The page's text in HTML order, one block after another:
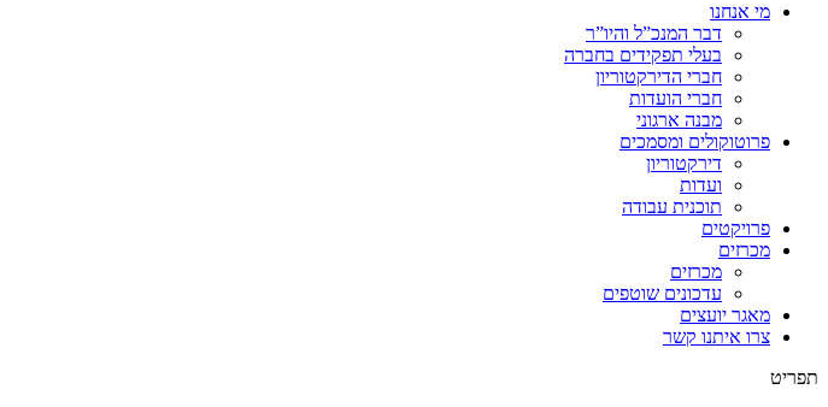
מי אנחנו
דבר המנכ”ל והיו”ר
בעלי תפקידים בחברה
חברי הדירקטוריון
חברי הועדות
מבנה ארגוני
פרוטוקולים ומסמכים
דירקטוריון
ועדות
תוכנית עבודה
פרויקטים
מכרזים
מכרזים
עדכונים שוטפים
מאגר יועצים
צרו איתנו קשר
תפריט